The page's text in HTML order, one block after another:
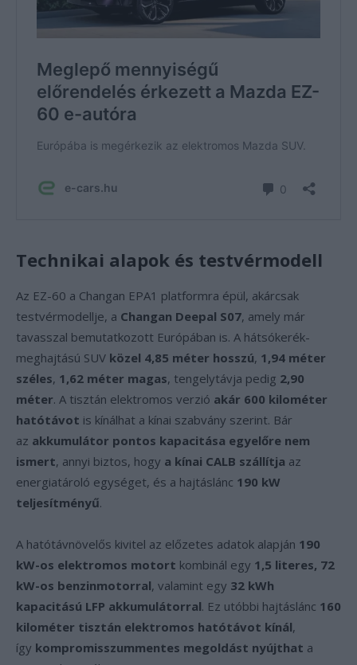
Technikai alapok és testvérmodell
Az EZ-60 a Changan EPA1 platformra épül, akárcsak
testvérmodellje, a Changan Deepal S07, amely már
tavasszal bemutatkozott Európában is. A hátsókerék-
meghajtású SUV közel 4,85 méter hosszú, 1,94 méter
széles, 1,62 méter magas, tengelytávja pedig 2,90
méter. A tisztán elektromos verzió akár 600 kilométer
hatótávot is kínálhat a kínai szabvány szerint. Bár
az akkumulátor pontos kapacitása egyelőre nem
ismert, annyi biztos, hogy a kínai CALB szállítja az
energiatároló egységet, és a hajtáslánc 190 kW
teljesítményű.
A hatótávnövelős kivitel az előzetes adatok alapján 190
kW-os elektromos motort kombinál egy 1,5 literes, 72
kW-os benzinmotorral, valamint egy 32 kWh
kapacitású LFP akkumulátorral. Ez utóbbi hajtáslánc 160
kilométer tisztán elektromos hatótávot kínál,
így kompromisszummentes megoldást nyújthat a